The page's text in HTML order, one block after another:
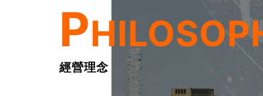
P
經營理念